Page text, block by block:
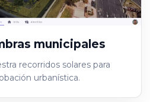
municipales
recorridos solares para
urbanística.